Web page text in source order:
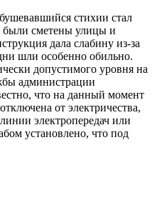
стихии стал
были сметены улицы и
дала слабину из-за
шли особенно обильно.
допустимого уровня на
администрации
что на данный момент
от электричества,
электропередач или
установлено, что под